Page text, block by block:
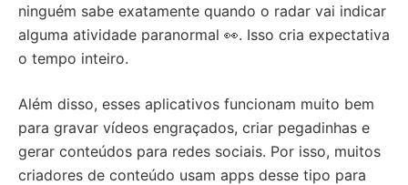
ninguém sabe exatamente quando o radar vai indicar
alguma atividade paranormal 👀. Isso cria expectativa
o tempo inteiro.
Além disso, esses aplicativos funcionam muito bem
para gravar vídeos engraçados, criar pegadinhas e
gerar conteúdos para redes sociais. Por isso, muitos
criadores de conteúdo usam apps desse tipo para